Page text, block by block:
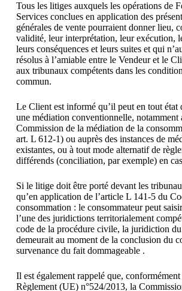
Tous les litiges auxquels les opérations de
Services conclues en application des
générales de vente pourraient donner lieu,
validité, leur interprétation, leur exécution,
leurs conséquences et leurs suites et qui
résolus à l’amiable entre le Vendeur et le
aux tribunaux compétents dans les
commun.
Le Client est informé qu’il peut en tout état
une médiation conventionnelle, notamment
Commission de la médiation de la
art. L 612-1) ou auprès des instances de
existantes, ou à tout mode alternatif de
différends (conciliation, par exemple) en
Si le litige doit être porté devant les
qu’en application de l’article L 141-5 du
consommation : le consommateur peut
l’une des juridictions territorialement
code de la procédure civile, la juridiction
demeurait au moment de la conclusion du
survenance du fait dommageable .
Il est également rappelé que,
Règlement (UE) n°524/2013, la